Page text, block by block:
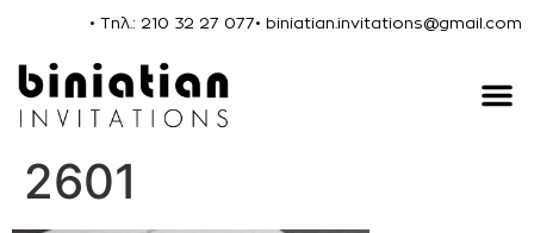
• Τηλ.: 210 32 27 077• biniatian.invitations@gmail.com
2601